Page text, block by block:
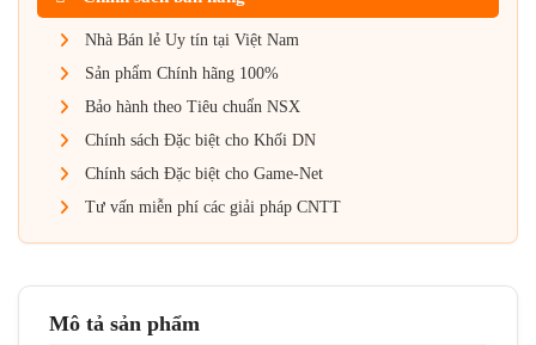
Nhà Bán lẻ Uy tín tại Việt Nam
Sản phẩm Chính hãng 100%
Bảo hành theo Tiêu chuẩn NSX
Chính sách Đặc biệt cho Khối DN
Chính sách Đặc biệt cho Game-Net
Tư vấn miễn phí các giải pháp CNTT
Mô tả sản phẩm